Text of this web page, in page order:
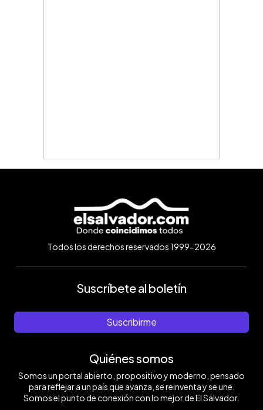
Todos los derechos reservados 1999-2026
Suscríbete al boletín
Suscribirme
Quiénes somos
Somos un portal abierto, propositivo y moderno, pensado
para reflejar a un país que avanza, se reinventa y se une.
Somos el punto de conexión con lo mejor de El Salvador.